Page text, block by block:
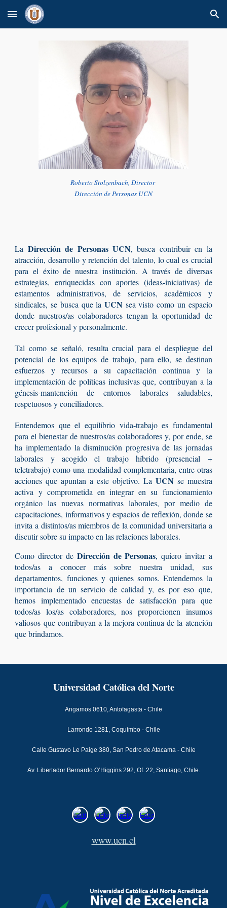
Skip to main content Skip to navigation
Roberto Stolzenbach, Director
Dirección de Personas UCN
La Dirección de Personas UCN, busca contribuir en la
atracción, desarrollo y retención del talento, lo cual es crucial
para el éxito de nuestra institución. A través de diversas
estrategias, enriquecidas con aportes (ideas-iniciativas) de
estamentos administrativos, de servicios, académicos y
sindicales, se busca que la UCN sea visto como un espacio
donde nuestros/as colaboradores tengan la oportunidad de
crecer profesional y personalmente.
Tal como se señaló, resulta crucial para el despliegue del
potencial de los equipos de trabajo, para ello, se destinan
esfuerzos y recursos a su capacitación continua y la
implementación de políticas inclusivas que, contribuyan a la
génesis-mantención de entornos laborales saludables,
respetuosos y conciliadores.
Entendemos que el equilibrio vida-trabajo es fundamental
para el bienestar de nuestros/as colaboradores y, por ende, se
ha implementado la disminución progresiva de las jornadas
laborales y acogido el trabajo híbrido (presencial +
teletrabajo) como una modalidad complementaria, entre otras
acciones que apuntan a este objetivo. La UCNse muestra
activa y comprometida en integrar en su funcionamiento
orgánico las nuevas normativas laborales, por medio de
capacitaciones, informativos y espacios de reflexión, donde se
invita a distintos/as miembros de la comunidad universitaria a
discutir sobre su impacto en las relaciones laborales.
Como director de Dirección de Personas, quiero invitar a
todos/as a conocer más sobre nuestra unidad, sus
departamentos, funciones y quienes somos. Entendemos la
importancia de un servicio de calidad y, es por eso que,
hemos implementado encuestas de satisfacción para que
todos/as los/as colaboradores, nos proporcionen insumos
valiosos que contribuyan a la mejora continua de la atención
que brindamos.
Universidad Católica del Norte
Angamos 0610, Antofagasta - Chile
Larrondo 1281, Coquimbo - Chile
Calle Gustavo Le Paige 380, San Pedro de Atacama - Chile
Av. Libertador Bernardo O’Higgins 292, Of. 22, Santiago, Chile.
www.ucn.cl